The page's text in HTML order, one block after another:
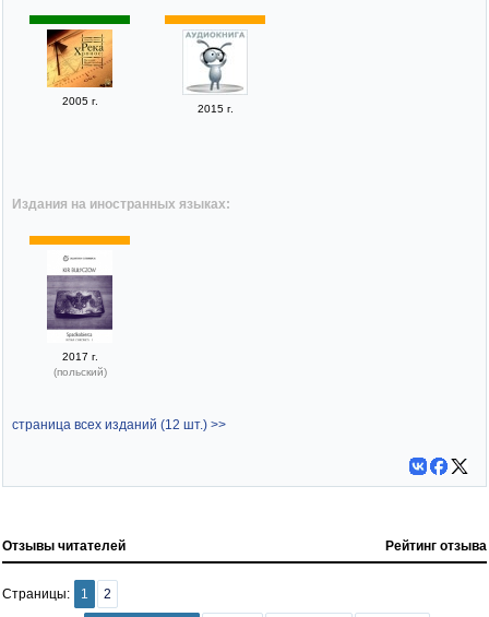
2005 г.
2015 г.
Издания на иностранных языках:
2017 г.
(польский)
страница всех изданий (12 шт.) >>
Отзывы читателей Рейтинг отзыва
Страницы: 1 2